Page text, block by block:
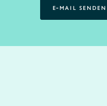
E-MAIL SENDEN
E-MAIL SENDEN